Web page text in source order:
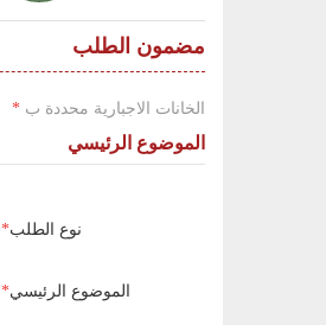
مضمون الطلب
الخانات الاجبارية محددة ب *
الموضوع الرئيسي
نوع الطلب*
الموضوع الرئيسي*